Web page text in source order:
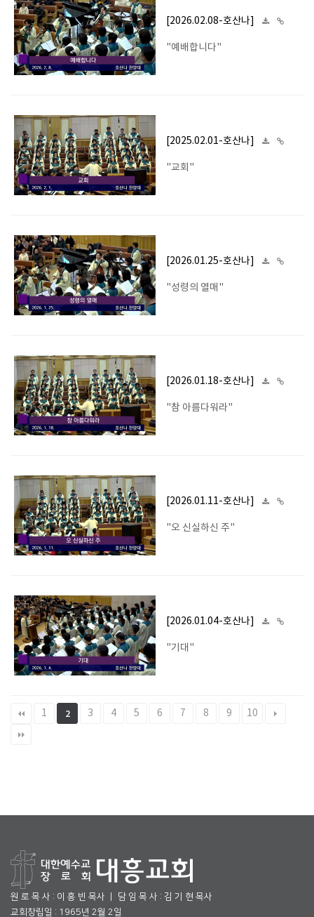
[2026.02.08-호산나]
"예배합니다"
[2025.02.01-호산나]
"교회"
[2026.01.25-호산나]
"성령의 열매"
[2026.01.18-호산나]
"참 아름다워라"
[2026.01.11-호산나]
"오 신실하신 주"
[2026.01.04-호산나]
"기대"
1 2 3 4 5 6 7 8 9 10
원 로 목 사 : 이 흥 빈 목사 ㅣ 담 임 목 사 : 김 기 현 목사
교회창립일 : 1965년 2월 2일